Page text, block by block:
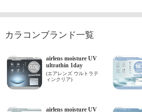
カラコンブランド一覧